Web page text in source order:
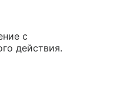
с
действия.